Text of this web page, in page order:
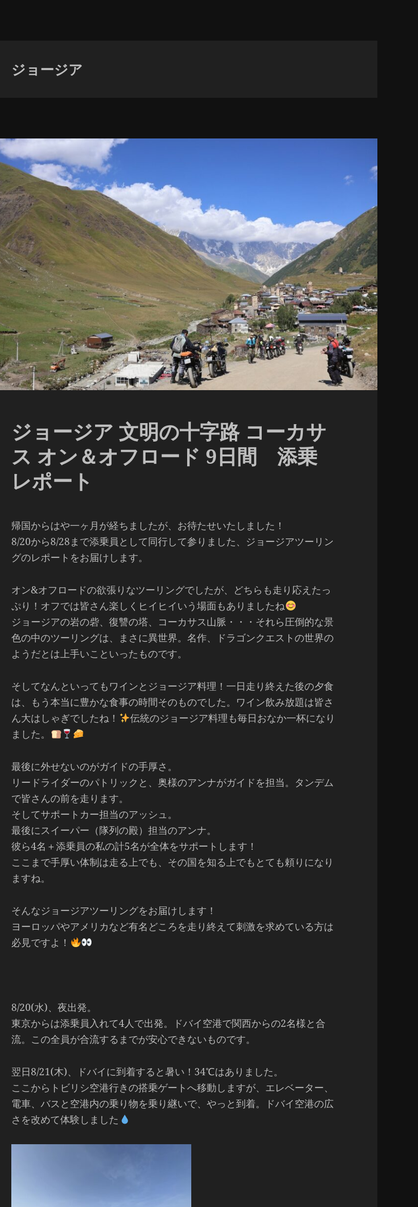
ジョージア
ジョージア 文明の十字路 コーカサ
ス オン＆オフロード 9日間 添乗
レポート
帰国からはや一ヶ月が経ちましたが、お待たせいたしました！
8/20から8/28まで添乗員として同行して参りました、ジョージアツーリン
グのレポートをお届けします。
オン&オフロードの欲張りなツーリングでしたが、どちらも走り応えたっ
ぷり！オフでは皆さん楽しくヒイヒイいう場面もありましたね
ジョージアの岩の砦、復讐の塔、コーカサス山脈・・・それら圧倒的な景
色の中のツーリングは、まさに異世界。名作、ドラゴンクエストの世界の
ようだとは上手いこといったものです。
そしてなんといってもワインとジョージア料理！一日走り終えた後の夕食
は、もう本当に豊かな食事の時間そのものでした。ワイン飲み放題は皆さ
ん大はしゃぎでしたね！
伝統のジョージア料理も毎日おなか一杯になり
ました。
最後に外せないのがガイドの手厚さ。
リードライダーのパトリックと、奥様のアンナがガイドを担当。タンデム
で皆さんの前を走ります。
そしてサポートカー担当のアッシュ。
最後にスイーパー（隊列の殿）担当のアンナ。
彼ら4名＋添乗員の私の計5名が全体をサポートします！
ここまで手厚い体制は走る上でも、その国を知る上でもとても頼りになり
ますね。
そんなジョージアツーリングをお届けします！
ヨーロッパやアメリカなど有名どころを走り終えて刺激を求めている方は
必見ですよ！
8/20(水)、夜出発。
東京からは添乗員入れて4人で出発。ドバイ空港で関西からの2名様と合
流。この全員が合流するまでが安心できないものです。
翌日8/21(木)、ドバイに到着すると暑い！34℃はありました。
ここからトビリシ空港行きの搭乗ゲートへ移動しますが、エレベーター、
電車、バスと空港内の乗り物を乗り継いで、やっと到着。ドバイ空港の広
さを改めて体験しました